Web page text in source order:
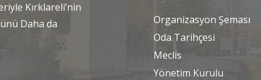
Kırklareli’nin
Daha da
Organizasyon Şeması
Oda Tarihçesi
Meclis
Yönetim Kurulu